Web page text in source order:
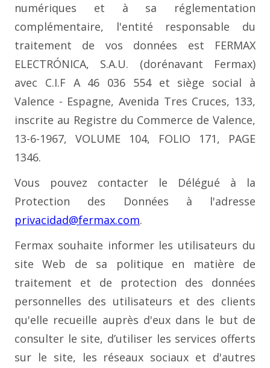
numériques et à sa réglementation
complémentaire, l'entité responsable du
traitement de vos données est FERMAX
ELECTRÓNICA, S.A.U. (dorénavant Fermax)
avec C.I.F A 46 036 554 et siège social à
Valence - Espagne, Avenida Tres Cruces, 133,
inscrite au Registre du Commerce de Valence,
13-6-1967, VOLUME 104, FOLIO 171, PAGE
1346.
Vous pouvez contacter le Délégué à la
Protection des Données à l'adresse
privacidad@fermax.com.
Fermax souhaite informer les utilisateurs du
site Web de sa politique en matière de
traitement et de protection des données
personnelles des utilisateurs et des clients
qu'elle recueille auprès d'eux dans le but de
consulter le site, d’utiliser les services offerts
sur le site, les réseaux sociaux et d'autres